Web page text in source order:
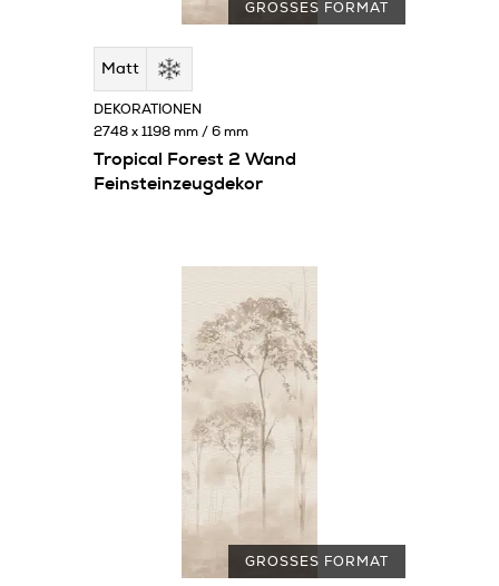
GROSSES FORMAT
Matt
Tropical Forest 2 Wand
Feinsteinzeugdekor
DEKORATIONEN
2748 x 1198 mm / 6 mm
GROSSES FORMAT